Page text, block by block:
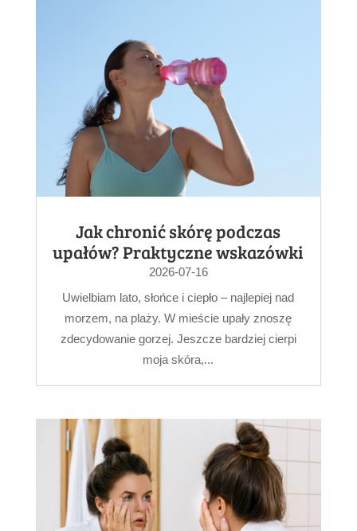
Jak chronić skórę podczas
upałów? Praktyczne wskazówki
2026-07-16
Uwielbiam lato, słońce i ciepło – najlepiej nad
morzem, na plaży. W mieście upały znoszę
zdecydowanie gorzej. Jeszcze bardziej cierpi
moja skóra,...